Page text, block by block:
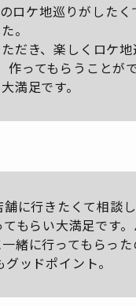
ロケ地巡りがしたく
。
だき、楽しくロケ
ってもらうことが
満足です。
に行きたくて相談
もらい大満足です
緒に行ってもらった
ッドポイント。